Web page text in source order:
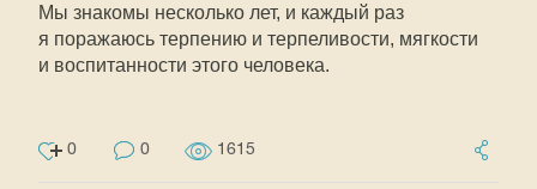
Мы знакомы несколько лет, и каждый раз
я поражаюсь терпению и терпеливости, мягкости
и воспитанности этого человека.
0 0 1615